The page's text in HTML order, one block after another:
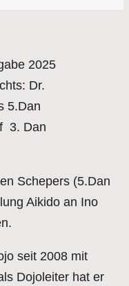
Dr.
5.Dan
3. Dan
Schepers (5.Dan
Aikido an Ino
seit 2008 mit
Dojoleiter hat er